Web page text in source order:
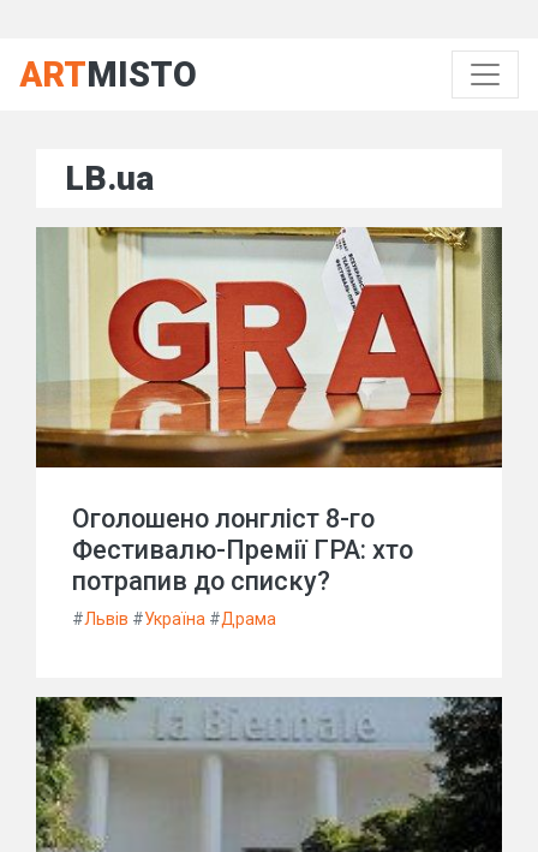
ARTMISTO
LB.ua
Оголошено лонгліст 8-го
Фестивалю-Премії ГРА: хто
потрапив до списку?
#Львів #Україна #Драма